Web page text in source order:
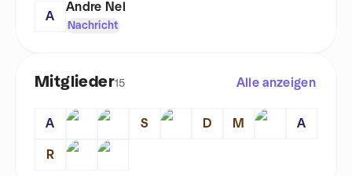
A
Andre Nel
Nachricht
Mitglieder15 Alle anzeigen
A S D M A
R